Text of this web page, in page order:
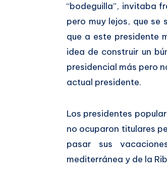
“bodeguilla”, invitaba
pero muy lejos, que se
que a este presidente
idea de construir un
presidencial más pero
actual presidente.
Los presidentes
no ocuparon titulares
pasar sus
mediterránea y de la